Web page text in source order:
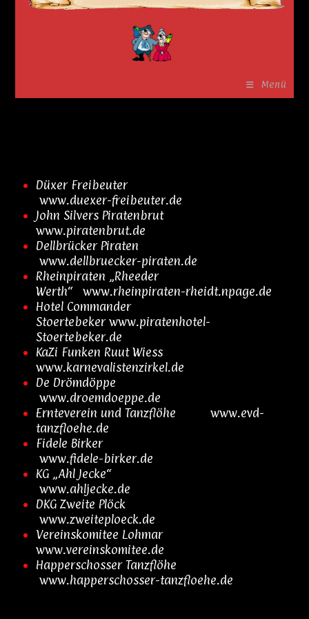
Menü
Düxer Freibeuter
www.duexer-freibeuter.de
John Silvers Piratenbrut
www.piratenbrut.de
Dellbrücker Piraten
www.dellbruecker-piraten.de
Rheinpiraten „Rheeder
Werth“www.rheinpiraten-rheidt.npage.de
Hotel Commander
Stoertebekerwww.piratenhotel-
Stoertebeker.de
KaZi Funken Ruut Wiess
www.karnevalistenzirkel.de
De Drömdöppe
www.droemdoeppe.de
Ernteverein und Tanzflöhewww.evd-
tanzfloehe.de
Fidele Birker
www.fidele-birker.de
KG „Ahl Jecke“
www.ahljecke.de
DKG Zweite Plöck
www.zweiteploeck.de
Vereinskomitee Lohmar
www.vereinskomitee.de
Happerschosser Tanzflöhe
www.happerschosser-tanzfloehe.de